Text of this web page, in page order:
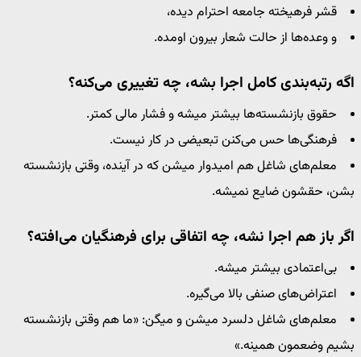
قشر فرهیخته جامعه احترام دیده،
و وعده‌ها از حالت شعار بیرون اومده.
اگه رتبه‌بندی کامل اجرا بشه، چه تغییری می‌کنه؟
حقوق بازنشسته‌ها بیشتر میشه و فشار مالی کمتر.
فرهنگی‌ها حس می‌کنن تبعیضی در کار نیست.
معلم‌های شاغل هم امیدوار میشن که در آینده، وقتی بازنشسته
بشن، حقشون ضایع نمیشه.
اگر باز هم اجرا نشه، چه اتفاقی برای فرهنگیان می‌افته؟
بی‌اعتمادی بیشتر میشه.
اعتراض‌های صنفی بالا می‌گیره.
معلم‌های شاغل دلسرد میشن و میگن: «ما هم وقتی بازنشسته
بشیم وضعمون همینه.»